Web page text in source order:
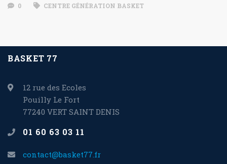
0 CENTRE GÉNÉRATION BASKET
BASKET 77
12 rue des Ecoles
Pouilly Le Fort
77240 VERT SAINT DENIS
01 60 63 03 11
contact@basket77.fr